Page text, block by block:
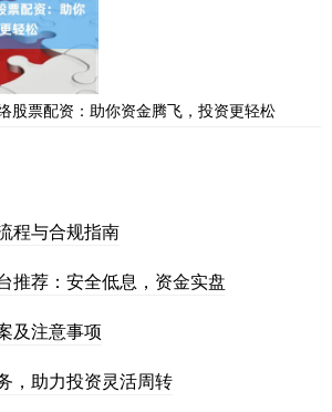
股票配资：助你资金腾飞，投资更轻松
程与合规指南
推荐：安全低息，资金实盘
及注意事项
，助力投资灵活周转